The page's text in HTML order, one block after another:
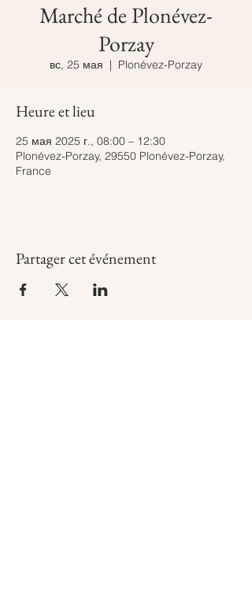
Marché de Plonévez-
Porzay
вс, 25 мая
  |
Plonévez-Porzay
Heure et lieu
25 мая 2025 г., 08:00 – 12:30
Plonévez-Porzay, 29550 Plonévez-Porzay,
France
Partager cet événement